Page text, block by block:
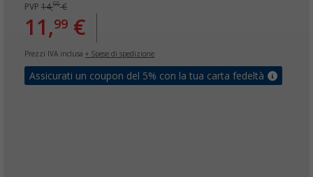
PVP 14,99€
11,99 €
Prezzi IVA inclusa + Spese di spedizione
Assicurati un coupon del 5% con la tua carta fedeltà